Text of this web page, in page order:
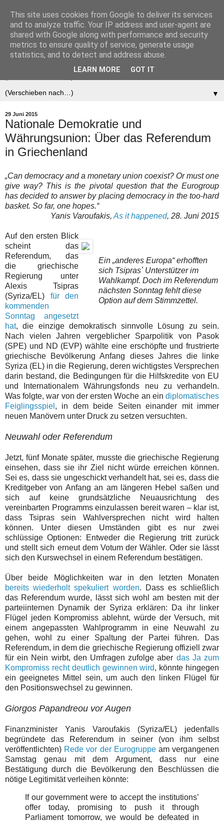
Der (europäische)
Föderalist
▼
29 Juni 2015
Nationale Demokratie und
Währungsunion: Über das Referendum
in Griechenland
„Can democracy and a monetary union coexist? Or must one
give way? This is the pivotal question that the Eurogroup
has decided to answer by placing democracy in the too-hard
basket. So far, one hopes.“
Yanis Varoufakis, As it happened, 28. Juni 2015
Ein „anderes Europa“ erhofften
sich Tsiprasʼ Unterstützer im
Wahlkampf. Doch im Referendum
nächsten Sonntag fehlt diese
Option auf dem Stimmzettel.
Auf den ersten Blick
scheint das
Referendum, das
die griechische
Regierung unter
Alexis Tsipras
(Syriza/EL) für den
kommenden
Sonntag angesetzt
hat, die einzige demokratisch sinnvolle Lösung zu sein.
Nach vielen Jahren vergeblicher Sparpolitik von Pasok
(SPE) und ND (EVP) wählte eine erschöpfte und frustrierte
griechische Bevölkerung Anfang dieses Jahres die linke
Syriza (EL) in die Regierung, deren wichtigstes Versprechen
darin bestand, die Bedingungen für die Hilfskredite von EU
und Internationalem Währungsfonds neu zu verhandeln.
Was folgte, war von der ersten Woche an ein diplomatisches
Feiglingsspiel , in dem beide Seiten einander mit immer
neuen Manövern unter Druck zu setzen versuchten.
Neuwahl oder Referendum
Jetzt, fünf Monate später, musste die griechische Regierung
einsehen, dass sie ihr Ziel nicht würde erreichen können.
Sei es, dass sie ungeschickt verhandelt hat, sei es, dass die
Kreditgeber von Anfang an am längeren Hebel saßen und
sich auf keine grundsätzliche Neuausrichtung des
vereinbarten Programms einzulassen bereit waren – klar ist,
dass Tsipras sein Wahlversprechen nicht wird halten
können. Unter diesen Umständen gibt es nur zwei
schlüssige Optionen: Entweder die Regierung tritt zurück
und stellt sich erneut dem Votum der Wähler. Oder sie lässt
sich den Kurswechsel in einem Referendum bestätigen.
Über beide Möglichkeiten war in den letzten Monaten
bereits wiederholt spekuliert worden. Dass es schließlich
das Referendum wurde, lässt sich wohl am besten mit der
parteiinternen Dynamik der Syriza erklären: Da ihr linker
Flügel jeden Kompromiss ablehnt, würde der Versuch, mit
einem angepassten Wahlprogramm in eine Neuwahl zu
gehen, wohl zu einer Spaltung der Partei führen. Das
Referendum, in dem die griechische Regierung offiziell zwar
für ein Nein wirbt, den Umfragen zufolge aber das Ja zum
Kompromiss recht deutlich gewinnen wird, könnte hingegen
ein geeignetes Mittel sein, um auch den linken Flügel für
den Positionswechsel zu gewinnen.
Giorgos Papandreou vor Augen
Finanzminister Yanis Varoufakis (Syriza/EL) jedenfalls
begründete das Referendum in seiner (von ihm selbst
veröffentlichten) Rede vor der Eurogruppeam vergangenen
Samstag genau mit dem Argument, dass nur eine
Bestätigung durch die Bevölkerung den Beschlüssen die
nötige Legitimität verleihen könnte:
If our government were to accept the institutions’
offer today, promising to push it through
Parliament tomorrow, we would be defeated in
This site uses cookies from Google to deliver its services
and to analyze traffic. Your IP address and user-agent are
shared with Google along with performance and security
metrics to ensure quality of service, generate usage
statistics, and to detect and address abuse.
LEARN MORE GOT IT